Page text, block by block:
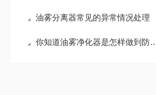
油雾分离器常见的异常情况处理
你知道油雾净化器是怎样做到防漏风的吗？